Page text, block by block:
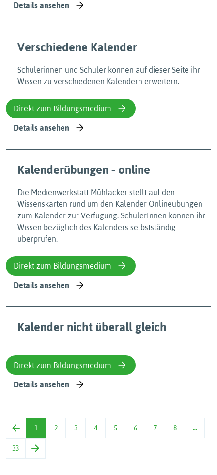
Details ansehen
Verschiedene Kalender
Schülerinnen und Schüler können auf dieser Seite ihr
Wissen zu verschiedenen Kalendern erweitern.
Direkt zum Bildungsmedium
Details ansehen
Kalenderübungen - online
Die Medienwerkstatt Mühlacker stellt auf den
Wissenskarten rund um den Kalender Onlineübungen
zum Kalender zur Verfügung. SchülerInnen können ihr
Wissen bezüglich des Kalenders selbstständig
überprüfen.
Direkt zum Bildungsmedium
Details ansehen
Kalender nicht überall gleich
Direkt zum Bildungsmedium
Details ansehen
1 2 3 4 5 6 7 8 …
33